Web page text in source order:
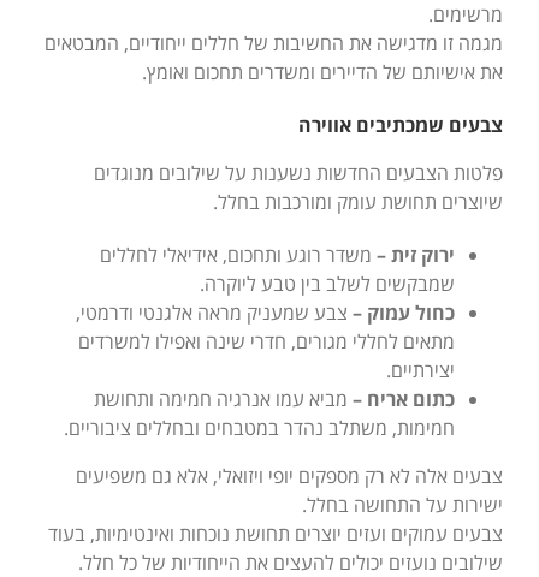
מרשימים.
מגמה זו מדגישה את החשיבות של חללים ייחודיים, המבטאים
את אישיותם של הדיירים ומשדרים תחכום ואומץ.
צבעים שמכתיבים אווירה
פלטות הצבעים החדשות נשענות על שילובים מנוגדים
שיוצרים תחושת עומק ומורכבות בחלל.
ירוק זית – משדר רוגע ותחכום, אידיאלי לחללים
שמבקשים לשלב בין טבע ליוקרה.
כחול עמוק – צבע שמעניק מראה אלגנטי ודרמטי,
מתאים לחללי מגורים, חדרי שינה ואפילו למשרדים
יצירתיים.
כתום אריח – מביא עמו אנרגיה חמימה ותחושת
חמימות, משתלב נהדר במטבחים ובחללים ציבוריים.
צבעים אלה לא רק מספקים יופי ויזואלי, אלא גם משפיעים
ישירות על התחושה בחלל.
צבעים עמוקים ועזים יוצרים תחושת נוכחות ואינטימיות, בעוד
שילובים נועזים יכולים להעצים את הייחודיות של כל חלל.